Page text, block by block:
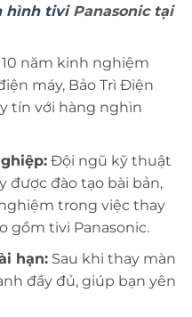
hình tiviPanasonic tại
năm kinh nghiệm
máy, Bảo Trì Điện
tín với hàng nghìn
Đội ngũ kỹ thuật
được đào tạo bài bản,
trong việc thay
gồm tivi Panasonic.
hạn:Sau khi thay màn
đầy đủ, giúp bạn yên